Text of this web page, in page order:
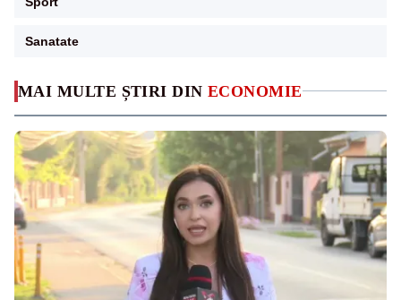
MAI MULTE ȘTIRI DIN ECONOMIE
Sanatate